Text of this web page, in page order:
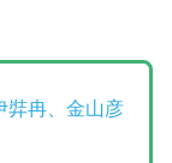
冉、金山彦